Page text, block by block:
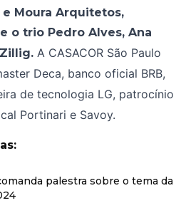
e Moura Arquitetos,
o trio Pedro Alves, Ana
A CASACOR São Paulo
Deca, banco oficial BRB,
de tecnologia LG, patrocínio
Portinari e Savoy.
palestra sobre o tema da